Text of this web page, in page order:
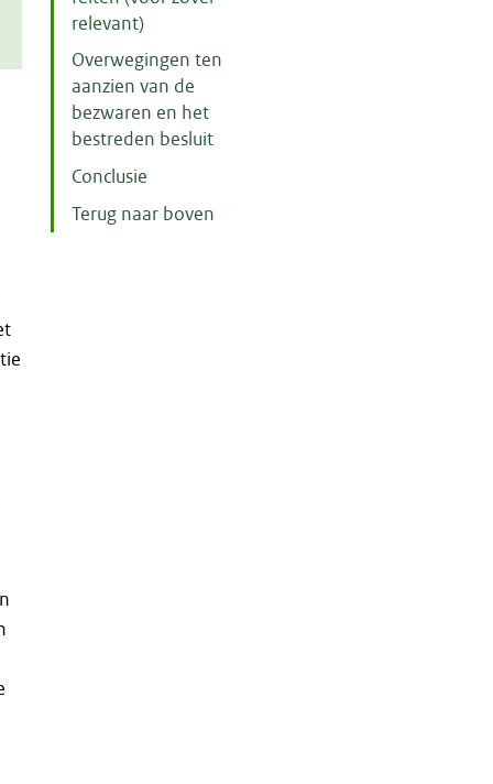
relevant)
Overwegingen ten
aanzien van de
bezwaren en het
bestreden besluit
Conclusie
Terug naar boven